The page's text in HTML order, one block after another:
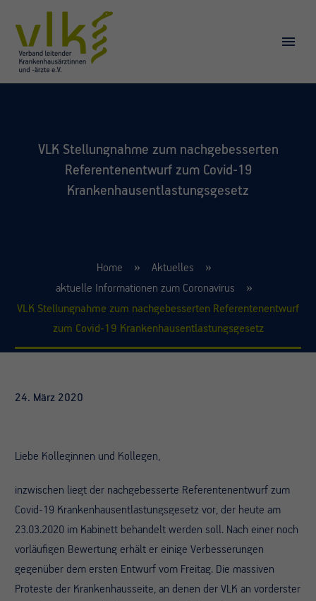
VLK Stellungnahme zum nachgebesserten
Referentenentwurf zum Covid-19
Krankenhausentlastungsgesetz
Home
Aktuelles
aktuelle Informationen zum Coronavirus
VLK Stellungnahme zum nachgebesserten Referentenentwurf
zum Covid-19 Krankenhausentlastungsgesetz
24. März 2020
Liebe Kolleginnen und Kollegen,
inzwischen liegt der nachgebesserte Referentenentwurf zum
Covid-19 Krankenhausentlastungsgesetz vor, der heute am
23.03.2020 im Kabinett behandelt werden soll. Nach einer noch
vorläufigen Bewertung erhält er einige Verbesserungen
gegenüber dem ersten Entwurf vom Freitag. Die massiven
Proteste der Krankenhausseite, an denen der VLK an vorderster